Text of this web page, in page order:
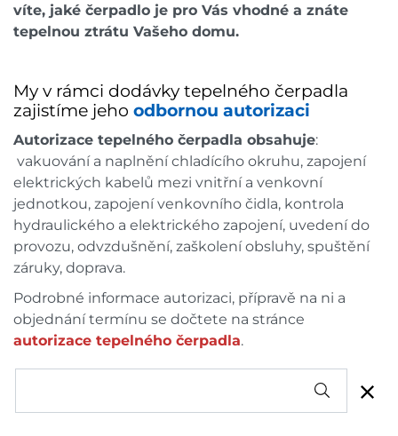
víte, jaké čerpadlo je pro Vás vhodné a znáte
tepelnou ztrátu Vašeho domu.
My v rámci dodávky tepelného čerpadla
zajistíme jeho odbornou autorizaci
Autorizace tepelného čerpadla obsahuje:
vakuování a naplnění chladícího okruhu, zapojení
elektrických kabelů mezi vnitřní a venkovní
jednotkou, zapojení venkovního čidla, kontrola
hydraulického a elektrického zapojení, uvedení do
provozu, odvzdušnění, zaškolení obsluhy, spuštění
záruky, doprava.
Podrobné informace autorizaci, přípravě na ni a
objednání termínu se dočtete na stránce
autorizace tepelného čerpadla.